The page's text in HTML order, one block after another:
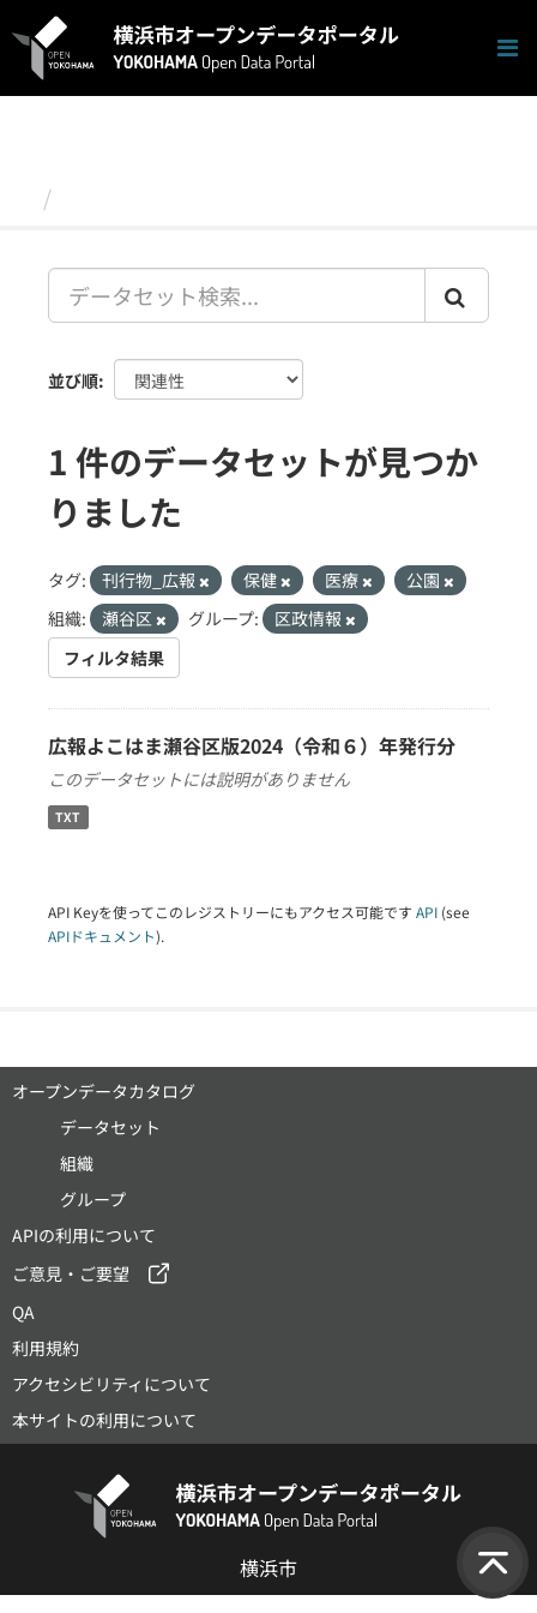
キ
並び順
1 件のデータセットが見つか
りました
タグ: 刊行物_広報 保健 医療
公園
組織:
瀬谷区 グループ:
区政情報
フィルタ結果
広報よこはま瀬谷区版2024（令和６）年発行分
このデータセットには説明がありません
TXT
API Keyを使ってこのレジストリーにもアクセス可能です API (see
APIドキュメント).
オープンデータカタログ
データセット
組織
グループ
APIの利用について
ご意見・ご要望
QA
利用規約
アクセシビリティについて
本サイトの利用について
横浜市